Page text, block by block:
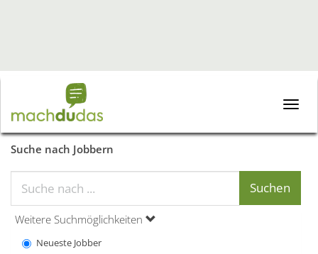
Toggle
Suche nach Jobbern
Weitere Suchmöglichkeiten
Neueste Jobber